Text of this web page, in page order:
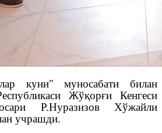
куни" муносабати билан
Жўқорғи Кенгеси
Р.Нуразизов Хўжайли
учрашди.